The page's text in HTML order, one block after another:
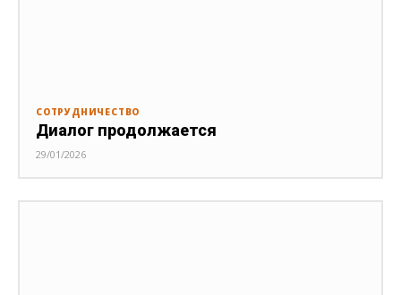
СОТРУДНИЧЕСТВО
Диалог продолжается
29/01/2026